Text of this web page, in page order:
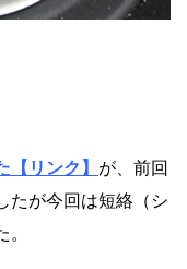
リンク】 が、前回
たが今回は短絡（シ